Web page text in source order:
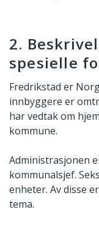
2.
spesielle
Fredrikstad er
innbyggere er
har vedtak om
kommune.
Administrasjonen
kommunalsjef.
enheter. Av disse
tema.